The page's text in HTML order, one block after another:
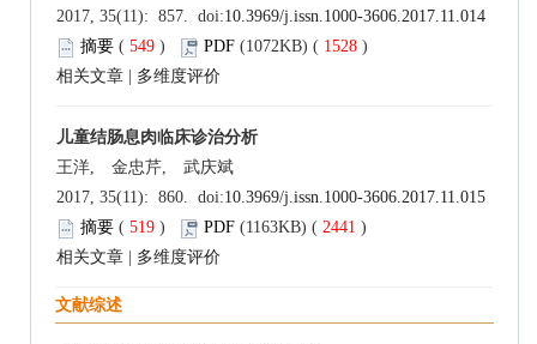
2017, 35(11): 857. doi:10.3969/j.issn.1000-3606.2017.11.014
摘要 ( 549 ) PDF (1072KB) ( 1528 )
相关文章
多维度评价
儿童结肠息肉临床诊治分析
王洋, 金忠芹, 武庆斌
2017, 35(11): 860. doi:10.3969/j.issn.1000-3606.2017.11.015
摘要 ( 519 ) PDF (1163KB) ( 2441 )
相关文章
多维度评价
文献综述